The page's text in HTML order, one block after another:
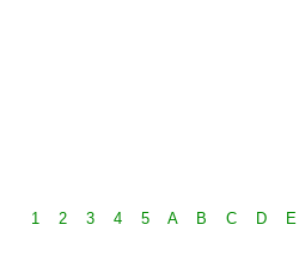
1 2 3 4 5 A B C D E